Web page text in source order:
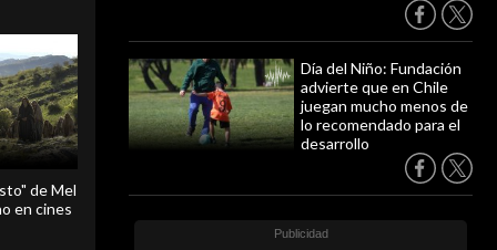
Día del Niño: Fundación
advierte que en Chile
juegan mucho menos de
lo recomendado para el
desarrollo
de Mel
en cines